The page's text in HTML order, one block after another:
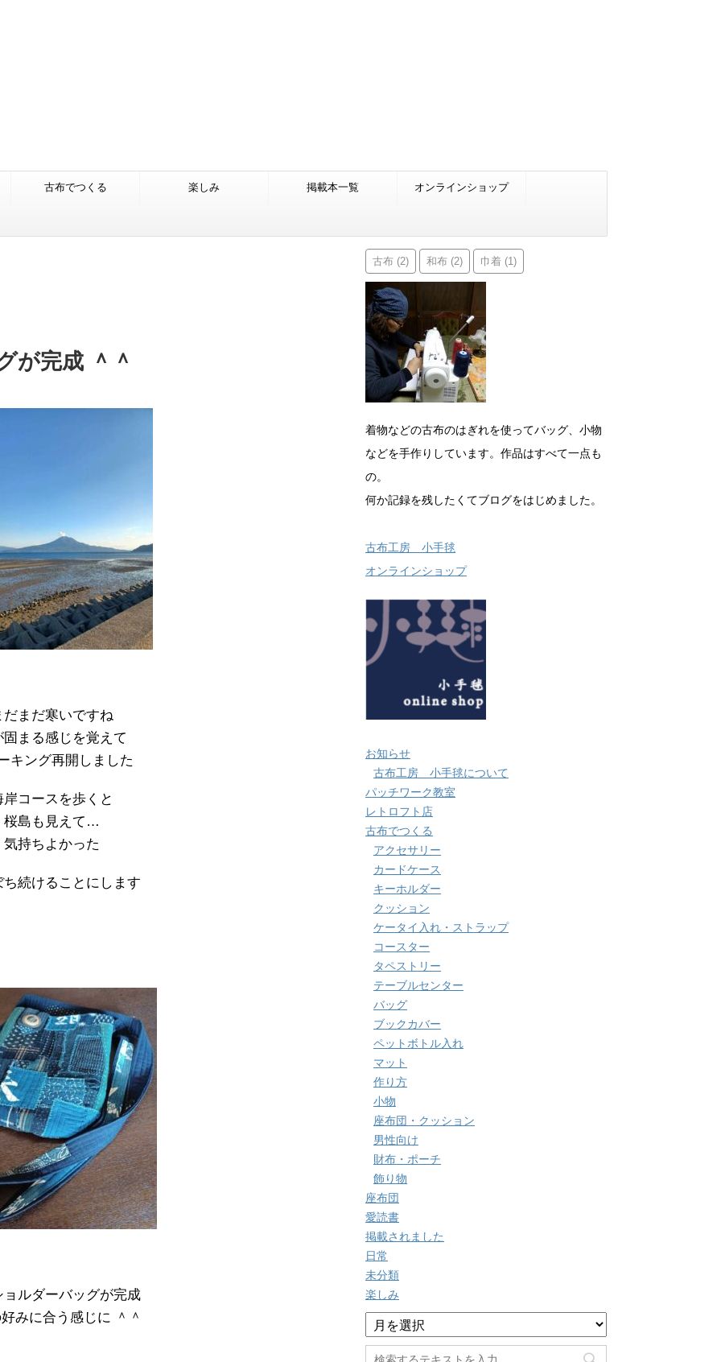
古布でつくる 楽しみ 掲載本一覧 オンラインショップ
が完成 ＾＾
だまだ寒いですね
固まる感じを覚えて
キング再開しました
岸コースを歩くと
桜島も見えて…
気持ちよかった
ち続けることにします
ョルダーバッグが完成
みに合う感じに ＾＾
古布 (2) 和布 (2) 巾着 (1)
着物などの古布のはぎれを使ってバッグ、小物
などを手作りしています。作品はすべて一点も
の。
何か記録を残したくてブログをはじめました。
古布工房 小手毬
オンラインショップ
お知らせ
古布工房 小手毬について
パッチワーク教室
レトロフト店
古布でつくる
アクセサリー
カードケース
キーホルダー
クッション
ケータイ入れ・ストラップ
コースター
タペストリー
テーブルセンター
バッグ
ブックカバー
ペットボトル入れ
マット
作り方
小物
座布団・クッション
男性向け
財布・ポーチ
飾り物
座布団
愛読書
掲載されました
日常
未分類
楽しみ
ア
ー
カ